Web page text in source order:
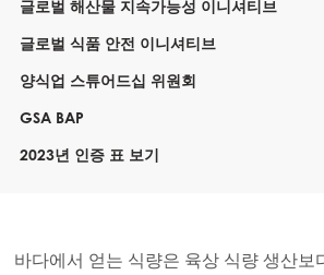
글로벌 해산물 지속가능성 이니셔티브
글로벌 식품 안전 이니셔티브
양식업 스튜어드십 위원회
GSA BAP
2023년 인증 표 보기
바다에서 얻는 식량은 육상 식량 생산보